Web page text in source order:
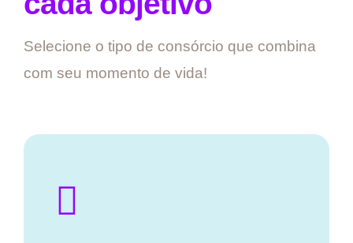
Selecione o tipo de consórcio que combina
com seu momento de vida!